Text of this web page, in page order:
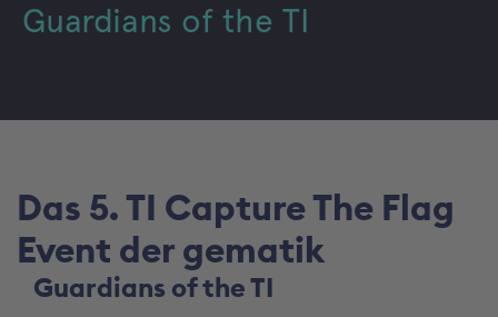
Guardians of the TI
Das 5. TI Capture The Flag
Event der gematik
Guardians of the TI